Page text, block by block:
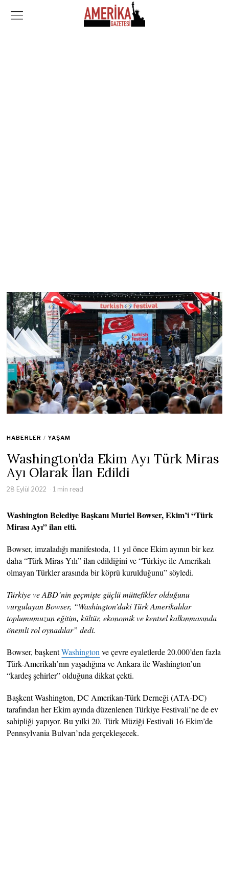
HABERLER / YAŞAM
Washington’da Ekim Ayı Türk Miras
Ayı Olarak İlan Edildi
28 Eylül 2022 1 min read
Washington Belediye Başkanı Muriel Bowser, Ekim’i “Türk
Mirası Ayı” ilan etti.
Bowser, imzaladığı manifestoda, 11 yıl önce Ekim ayının bir kez
daha “Türk Miras Yılı” ilan edildiğini ve “Türkiye ile Amerikalı
olmayan Türkler arasında bir köprü kurulduğunu” söyledi.
Türkiye ve ABD’nin geçmişte güçlü müttefikler olduğunu
vurgulayan Bowser, “Washington’daki Türk Amerikalılar
toplumumuzun eğitim, kültür, ekonomik ve kentsel kalkınmasında
önemli rol oynadılar” dedi.
Bowser, başkentWashington ve çevre eyaletlerde 20.000’den fazla
Türk-Amerikalı’nın yaşadığına ve Ankara ile Washington’un
“kardeş şehirler” olduğuna dikkat çekti.
Başkent Washington, DC Amerikan-Türk Derneği (ATA-DC)
tarafından her Ekim ayında düzenlenen Türkiye Festivali’ne de ev
sahipliği yapıyor. Bu yılki 20. Türk Müziği Festivali 16 Ekim’de
Pennsylvania Bulvarı’nda gerçekleşecek.